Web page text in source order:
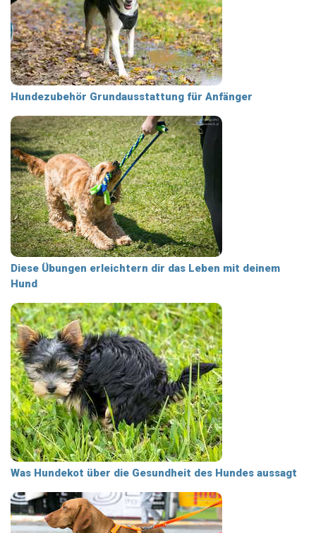
Hundezubehör Grundausstattung für Anfänger
Diese Übungen erleichtern dir das Leben mit deinem
Hund
Was Hundekot über die Gesundheit des Hundes aussagt